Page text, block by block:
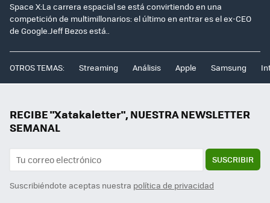
Space X:La carrera espacial se está convirtiendo en una
competición de multimillonarios: el último en entrar es el ex-CEO
de Google.Jeff Bezos está..
OTROS TEMAS: Streaming Análisis Apple Samsung
RECIBE "Xatakaletter", NUESTRA NEWSLETTER
SEMANAL
SUSCRIBIR
Suscribiéndote aceptas nuestra política de privacidad